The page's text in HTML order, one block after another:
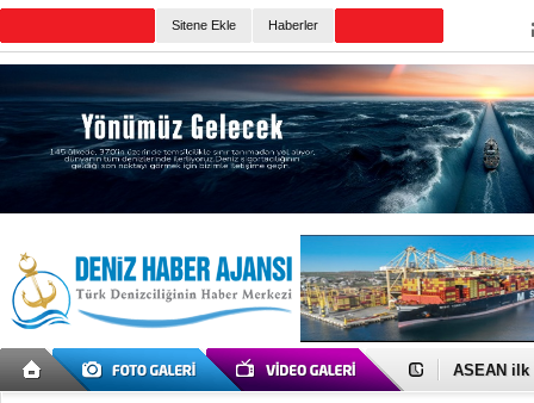
Sitene Ekle Haberler
D-Marin,
ASEAN ilk
TAYK -